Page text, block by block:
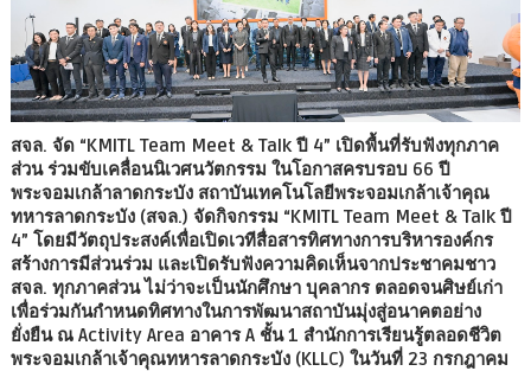
สจล. จัด “KMITL Team Meet & Talk ปี 4” เปิดพื้นที่รับฟังทุกภาค
ส่วน ร่วมขับเคลื่อนนิเวศนวัตกรรม ในโอกาสครบรอบ 66 ปี
พระจอมเกล้าลาดกระบัง สถาบันเทคโนโลยีพระจอมเกล้าเจ้าคุณ
ทหารลาดกระบัง (สจล.) จัดกิจกรรม “KMITL Team Meet & Talk ปี
4” โดยมีวัตถุประสงค์เพื่อเปิดเวทีสื่อสารทิศทางการบริหารองค์กร
สร้างการมีส่วนร่วม และเปิดรับฟังความคิดเห็นจากประชาคมชาว
สจล. ทุกภาคส่วน ไม่ว่าจะเป็นนักศึกษา บุคลากร ตลอดจนศิษย์เก่า
เพื่อร่วมกันกำหนดทิศทางในการพัฒนาสถาบันมุ่งสู่อนาคตอย่าง
ยั่งยืน ณ Activity Area อาคาร A ชั้น 1 สำนักการเรียนรู้ตลอดชีวิต
พระจอมเกล้าเจ้าคุณทหารลาดกระบัง (KLLC) ในวันที่ 23 กรกฎาคม